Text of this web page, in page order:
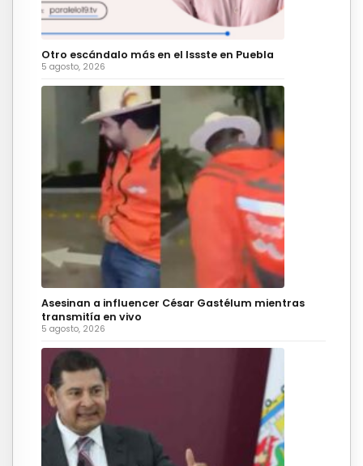
Otro escándalo más en el Issste en Puebla
5 agosto, 2026
Asesinan a influencer César Gastélum mientras
transmitía en vivo
5 agosto, 2026